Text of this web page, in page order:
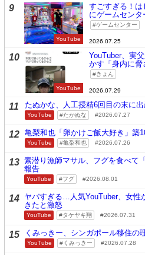
9
YouTube
すごすぎる！は
にゲームセンタ
ゲームセンター
2026.07.25
10
YouTube
YouTuber、実
かす「身内に脅
きょん
2026.07.29
11 たぬかな、人工授精6回目の末に
YouTube たかぬな 2026.07.27
12 亀梨和也「卵かけご飯大好き」築
YouTube 亀梨和也 2026.07.26
13 素潜り漁師マサル、フグを食べて
報告
YouTube フグ 2026.08.01
14 ヤバすぎる…人気YouTuber、女性
きたと激怒
YouTube タケヤキ翔 2026.07.31
15 くみっきー、シンガポール移住の
YouTube くみっきー 2026.07.28